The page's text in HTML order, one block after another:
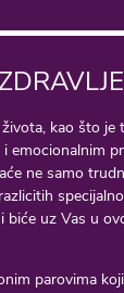
kao što je
emocionalnim
ne samo
biće uz Vas u
parovima